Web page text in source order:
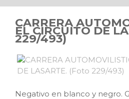
CARRERA
EL CIRCUITO DE
229/493)
Negativo en blanco y negro.